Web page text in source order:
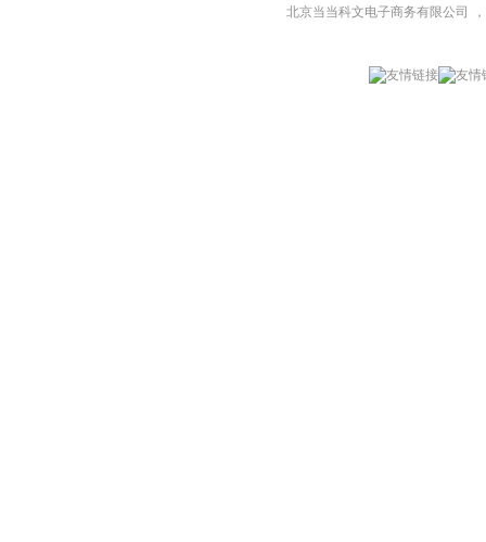
北京当当科文电子商务有限公司